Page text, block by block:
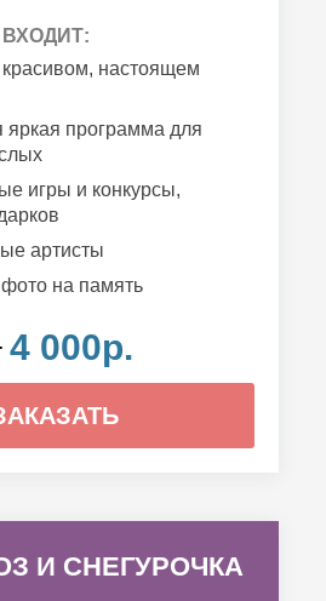
настоящем
яркая программа для
игры и конкурсы,
артисты
на память
4 000р.
И СНЕГУРОЧКА